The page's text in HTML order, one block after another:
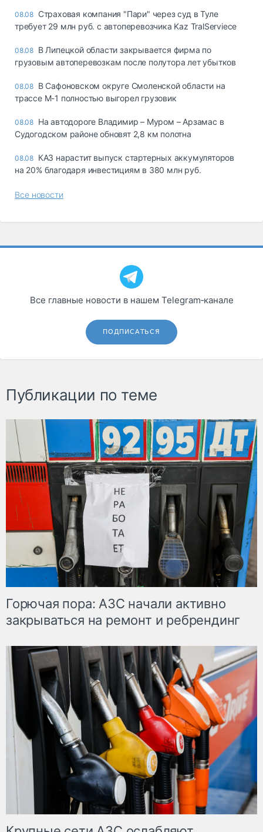
08.08 Страховая компания "Пари" через суд в Туле
требует 29 млн руб. с автоперевозчика Kaz TralServiece
08.08 В Липецкой области закрывается фирма по
грузовым автоперевозкам после полутора лет убытков
08.08 В Сафоновском округе Смоленской области на
трассе М-1 полностью выгорел грузовик
08.08 На автодороге Владимир – Муром – Арзамас в
Судогодском районе обновят 2,8 км полотна
08.08 КАЗ нарастит выпуск стартерных аккумуляторов
на 20% благодаря инвестициям в 380 млн руб.
Все новости
Все главные новости в нашем Telegram‑канале
ПОДПИСАТЬСЯ
Публикации по теме
Горючая пора: АЗС начали активно
закрываться на ремонт и ребрендинг